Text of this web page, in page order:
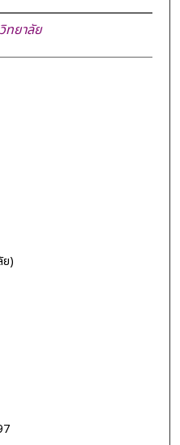
ยาลัย
)